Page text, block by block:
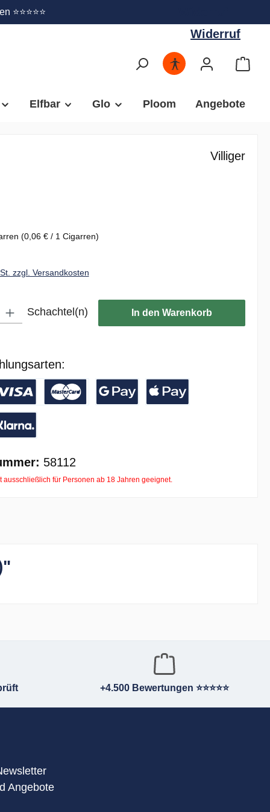
Widerruf
Elfbar Glo Ploom Angebote
Villiger
(0,06 € / 1 Cigarren)
zzgl. Versandkosten
Schachtel(n) In den Warenkorb
58112
ausschließlich für Personen ab 18 Jahren geeignet.
+4.500 Bewertungen ⭐⭐⭐⭐⭐
Angebote